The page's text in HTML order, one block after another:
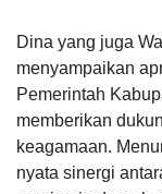
Dina yang juga
menyampaikan
Pemerintah
memberikan
keagamaan.
nyata sinergi